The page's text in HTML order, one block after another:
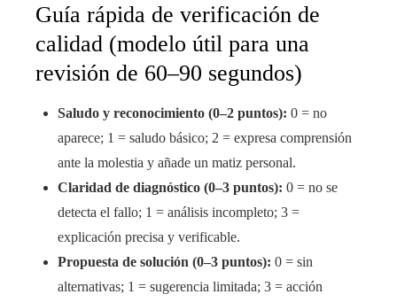
Guía rápida de verificación de
calidad (modelo útil para una
revisión de 60–90 segundos)
Saludo y reconocimiento (0–2 puntos): 0 = no
aparece; 1 = saludo básico; 2 = expresa comprensión
ante la molestia y añade un matiz personal.
Claridad de diagnóstico (0–3 puntos): 0 = no se
detecta el fallo; 1 = análisis incompleto; 3 =
explicación precisa y verificable.
Propuesta de solución (0–3 puntos): 0 = sin
alternativas; 1 = sugerencia limitada; 3 = acción